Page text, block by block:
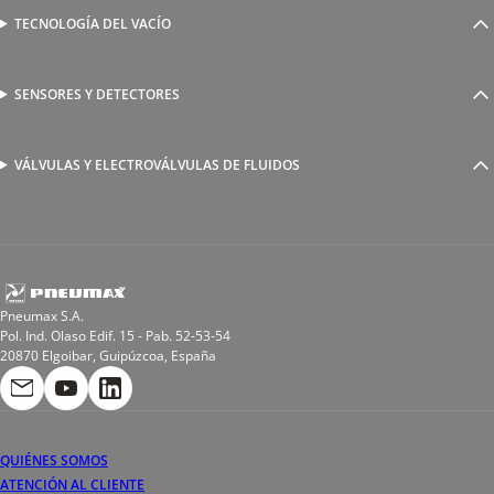
Válvulas complementarias
Racores rápidos
Reguladores de caudal
Racores para soldadura
TECNOLOGÍA DEL VACÍO
Ventosas
Válvulas y electroválvulas
SENSORES Y DETECTORES
Detectores magnéticos
VÁLVULAS Y ELECTROVÁLVULAS DE FLUIDOS
Electroválvulas de acción directa
Bobinas
Pneumax S.A.
Pol. Ind. Olaso Edif. 15 - Pab. 52-53-54
20870 Elgoibar, Guipúzcoa, España
QUIÉNES SOMOS
ATENCIÓN AL CLIENTE